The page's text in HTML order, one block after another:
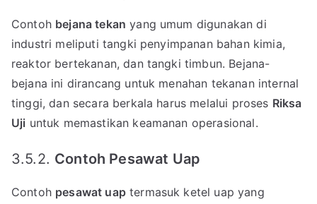
Contoh bejana tekan yang umum digunakan di
industri meliputi tangki penyimpanan bahan kimia,
reaktor bertekanan, dan tangki timbun. Bejana-
bejana ini dirancang untuk menahan tekanan internal
tinggi, dan secara berkala harus melalui proses Riksa
Uji untuk memastikan keamanan operasional.
3.5.2. Contoh Pesawat Uap
Contoh pesawat uaptermasuk ketel uap yang